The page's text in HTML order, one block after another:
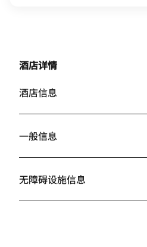
酒店详情
酒店信息
一般信息
无障碍设施信息